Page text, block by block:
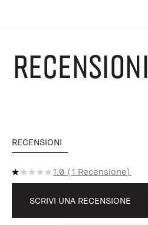
RECENSIONI
RECENSIONI
1.0 1 Recensione
SCRIVI UNA RECENSIONE